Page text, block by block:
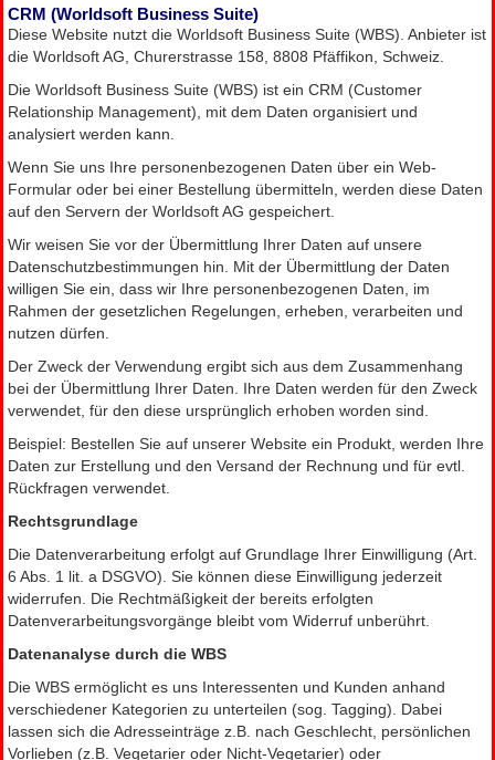
CRM (Worldsoft Business Suite)
Diese Website nutzt die Worldsoft Business Suite (WBS). Anbieter ist
die Worldsoft AG, Churerstrasse 158, 8808 Pfäffikon, Schweiz.
Die Worldsoft Business Suite (WBS) ist ein CRM (Customer
Relationship Management), mit dem Daten organisiert und
analysiert werden kann.
Wenn Sie uns Ihre personenbezogenen Daten über ein Web-
Formular oder bei einer Bestellung übermitteln, werden diese Daten
auf den Servern der Worldsoft AG gespeichert.
Wir weisen Sie vor der Übermittlung Ihrer Daten auf unsere
Datenschutzbestimmungen hin. Mit der Übermittlung der Daten
willigen Sie ein, dass wir Ihre personenbezogenen Daten, im
Rahmen der gesetzlichen Regelungen, erheben, verarbeiten und
nutzen dürfen.
Der Zweck der Verwendung ergibt sich aus dem Zusammenhang
bei der Übermittlung Ihrer Daten. Ihre Daten werden für den Zweck
verwendet, für den diese ursprünglich erhoben worden sind.
Beispiel: Bestellen Sie auf unserer Website ein Produkt, werden Ihre
Daten zur Erstellung und den Versand der Rechnung und für evtl.
Rückfragen verwendet.
Rechtsgrundlage
Die Datenverarbeitung erfolgt auf Grundlage Ihrer Einwilligung (Art.
6 Abs. 1 lit. a DSGVO). Sie können diese Einwilligung jederzeit
widerrufen. Die Rechtmäßigkeit der bereits erfolgten
Datenverarbeitungsvorgänge bleibt vom Widerruf unberührt.
Datenanalyse durch die WBS
Die WBS ermöglicht es uns Interessenten und Kunden anhand
verschiedener Kategorien zu unterteilen (sog. Tagging). Dabei
lassen sich die Adresseinträge z.B. nach Geschlecht, persönlichen
Vorlieben (z.B. Vegetarier oder Nicht-Vegetarier) oder